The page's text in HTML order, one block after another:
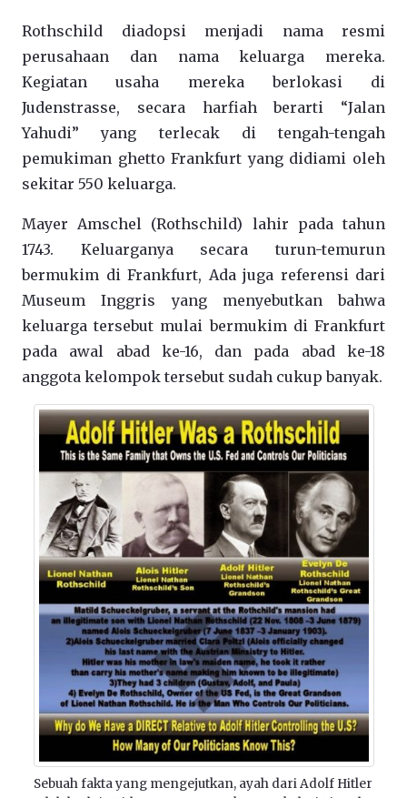
Rothschild diadopsi menjadi nama resmi
perusahaan dan nama keluarga mereka.
Kegiatan usaha mereka berlokasi di
Judenstrasse, secara harfiah berarti “Jalan
Yahudi” yang terlecak di tengah-tengah
pemukiman ghetto Frankfurt yang didiami oleh
sekitar 550 keluarga.
Mayer Amschel (Rothschild) lahir pada tahun
1743. Keluarganya secara turun-temurun
bermukim di Frankfurt, Ada juga referensi dari
Museum Inggris yang menyebutkan bahwa
keluarga tersebut mulai bermukim di Frankfurt
pada awal abad ke-16, dan pada abad ke-18
anggota kelompok tersebut sudah cukup banyak.
Sebuah fakta yang mengejutkan, ayah dari Adolf Hitler